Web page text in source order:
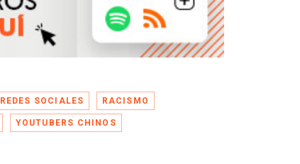
REDES SOCIALES RACISMO
YOUTUBERS CHINOS